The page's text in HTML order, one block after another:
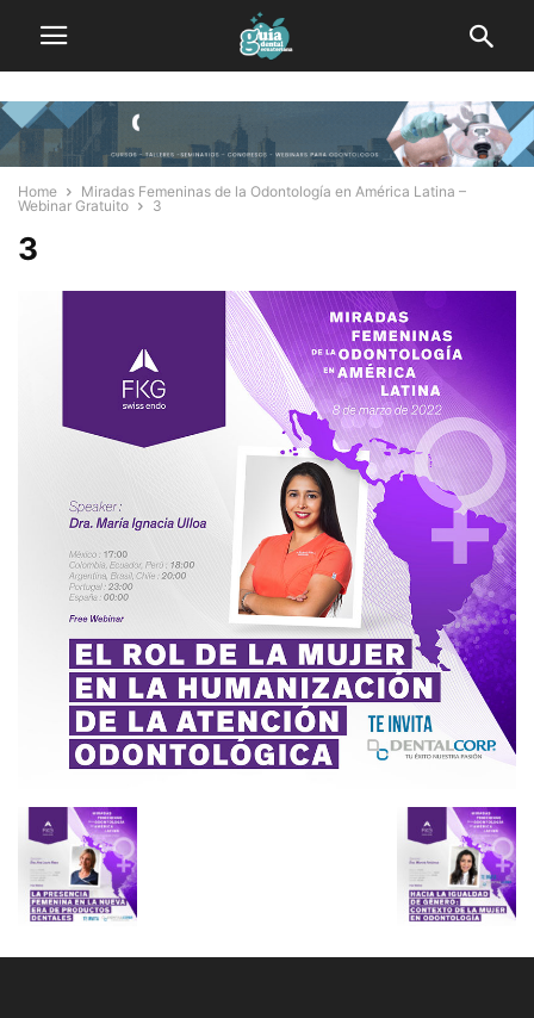
Home
Miradas Femeninas de la Odontología en América Latina –
Webinar Gratuito
3
3